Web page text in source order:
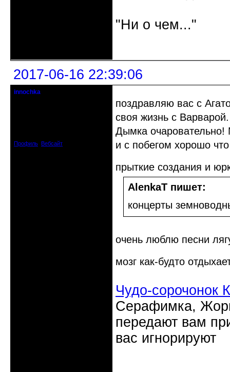
"Ни о чем..."
2017-06-16 22:39:06
innochka
Профиль Вебсайт
поздравляю вас с
своя жизнь с Варварой.
Дымка
и с побегом хорошо
прыткие создания и
AlenkaT пишет:
концерты
очень люблю песни
мозг как-будто
Чудо-сорочонок
Серафимка,
передают вам
вас игнорируют